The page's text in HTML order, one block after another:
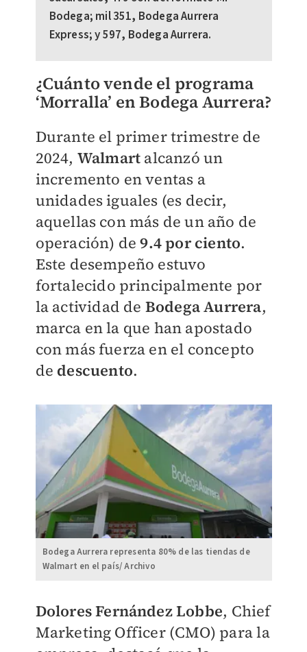
Bodega; mil 351, Bodega Aurrera
Express; y 597, Bodega Aurrera.
¿Cuánto vende el programa
‘Morralla’ en Bodega Aurrera?
Durante el primer trimestre de
2024, Walmart alcanzó un
incremento en ventas a
unidades iguales (es decir,
aquellas con más de un año de
operación) de9.4 por ciento.
Este desempeño estuvo
fortalecido principalmente por
la actividad de Bodega Aurrera,
marca en la que han apostado
con más fuerza en el concepto
de descuento.
Bodega Aurrera representa 80% de las tiendas de
Walmart en el país/ Archivo
Dolores Fernández Lobbe, Chief
Marketing Officer (CMO) para la